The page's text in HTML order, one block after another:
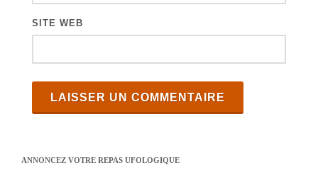
SITE WEB
ANNONCEZ VOTRE REPAS UFOLOGIQUE